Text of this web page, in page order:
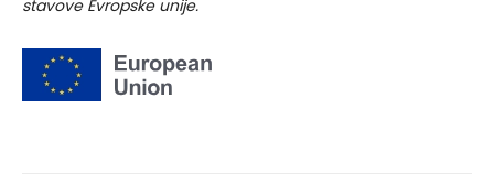
stavove Evropske unije.